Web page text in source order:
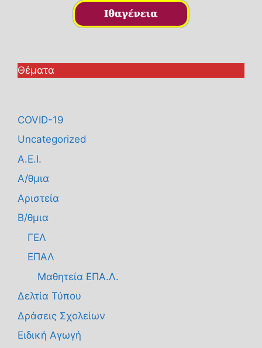
Θέματα
COVID-19
Uncategorized
Α.Ε.Ι.
Α/θμια
Αριστεία
Β/θμια
ΓΕΛ
ΕΠΑΛ
Μαθητεία ΕΠΑ.Λ.
Δελτία Τύπου
Δράσεις Σχολείων
Ειδική Αγωγή